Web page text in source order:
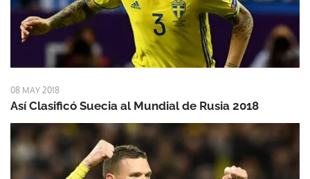
08 MAY 2018
Así Clasificó Suecia al Mundial de Rusia 2018